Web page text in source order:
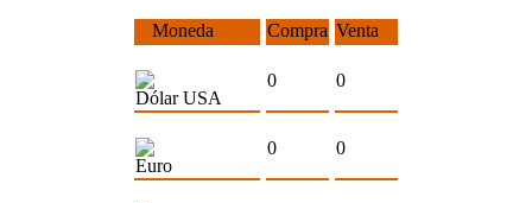
Moneda Compra Venta
Dólar USA
0 0
Euro
0 0